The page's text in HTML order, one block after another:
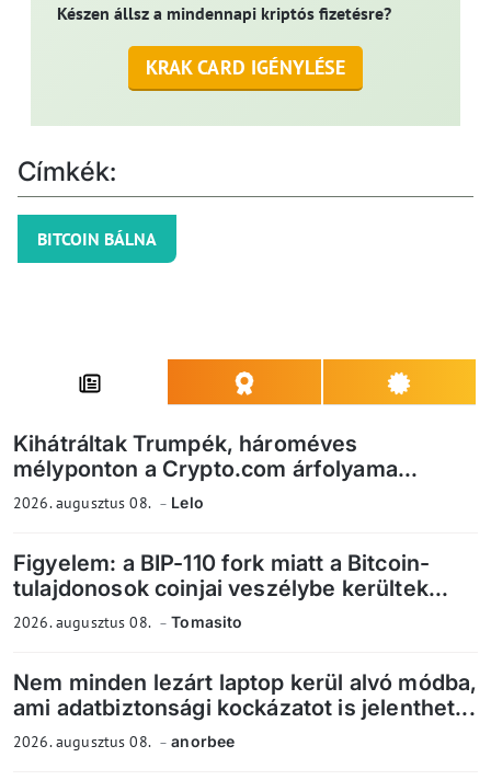
Készen állsz a mindennapi kriptós fizetésre?
KRAK CARD IGÉNYLÉSE
Címkék:
BITCOIN BÁLNA
Kihátráltak Trumpék, hároméves
mélyponton a Crypto.com árfolyama...
2026. augusztus 08. Lelo
Figyelem: a BIP-110 fork miatt a Bitcoin-
tulajdonosok coinjai veszélybe kerültek...
2026. augusztus 08. Tomasito
Nem minden lezárt laptop kerül alvó módba,
ami adatbiztonsági kockázatot is jelenthet...
2026. augusztus 08. anorbee